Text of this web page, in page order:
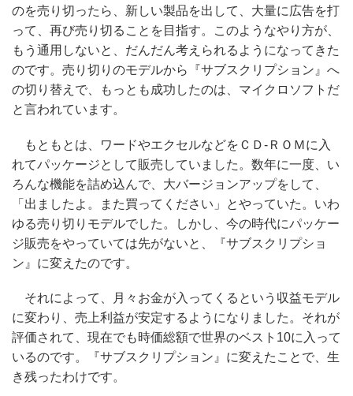
のを売り切ったら、新しい製品を出して、大量に広告を打
って、再び売り切ることを目指す。このようなやり方が、
もう通用しないと、だんだん考えられるようになってきた
のです。売り切りのモデルから『サブスクリプション』へ
の切り替えで、もっとも成功したのは、マイクロソフトだ
と言われています。
もともとは、ワードやエクセルなどをＣＤ‐ＲＯＭに入
れてパッケージとして販売していました。数年に一度、い
ろんな機能を詰め込んで、大バージョンアップをして、
「出ましたよ。また買ってください」とやっていた。いわ
ゆる売り切りモデルでした。しかし、今の時代にパッケー
ジ販売をやっていては先がないと、『サブスクリプショ
ン』に変えたのです。
それによって、月々お金が入ってくるという収益モデル
に変わり、売上利益が安定するようになりました。それが
評価されて、現在でも時価総額で世界のベスト10に入って
いるのです。『サブスクリプション』に変えたことで、生
き残ったわけです。